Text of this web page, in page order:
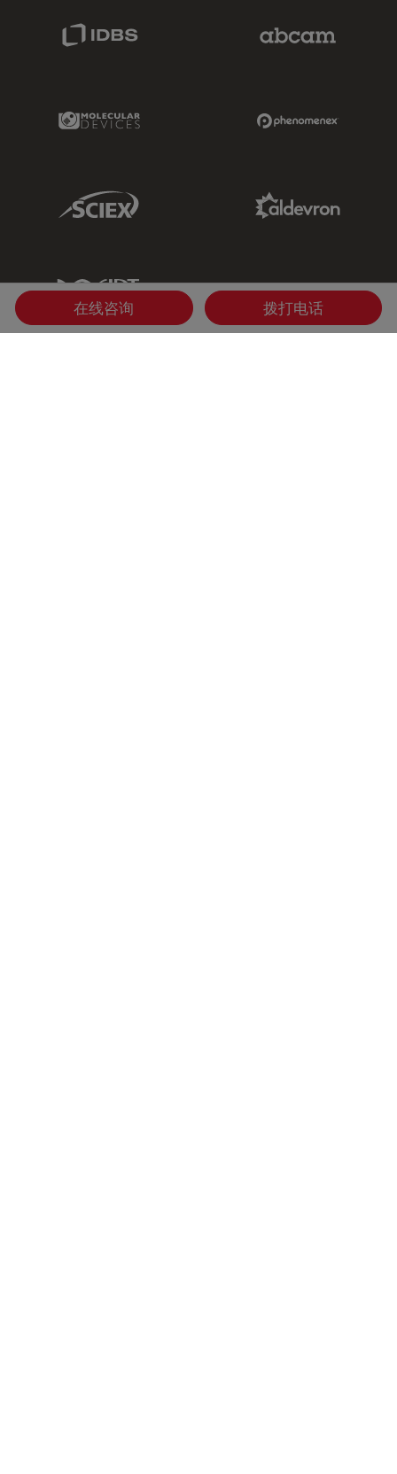
Molecular Devices Link
Sciex Link
IDT Link
在线咨询 拨打电话